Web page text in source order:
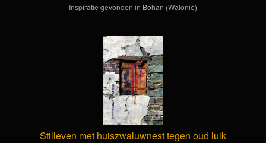
Inspiratie gevonden in Bohan (Walonië)
Stilleven met huiszwaluwnest tegen oud luik